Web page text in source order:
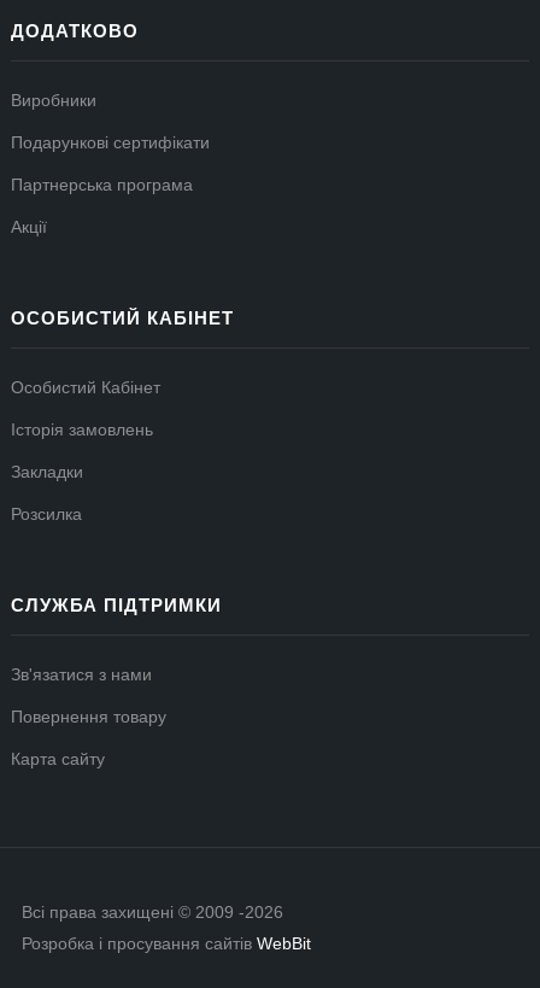
ДОДАТКОВО
Виробники
Подарункові сертифікати
Партнерська програма
Акції
ОСОБИСТИЙ КАБІНЕТ
Особистий Кабінет
Історія замовлень
Закладки
Розсилка
СЛУЖБА ПІДТРИМКИ
Зв'язатися з нами
Повернення товару
Карта сайту
Всі права захищені © 2009 -2026
Розробка і просування сайтів WebBit